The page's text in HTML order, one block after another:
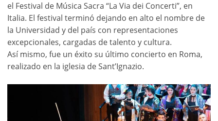
el Festival de Música Sacra “La Via dei Concerti”, en
Italia. El festival terminó dejando en alto el nombre de
la Universidad y del país con representaciones
excepcionales, cargadas de talento y cultura.
Así mismo, fue un éxito su último concierto en Roma,
realizado en la iglesia de Sant’Ignazio.